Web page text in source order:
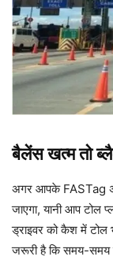
बैलेंस खत्म तो
अगर आपके FASTag
जाएगा, यानी आप टोल
ड्राइवर को कैश में टोल
जरूरी है कि समय-समय